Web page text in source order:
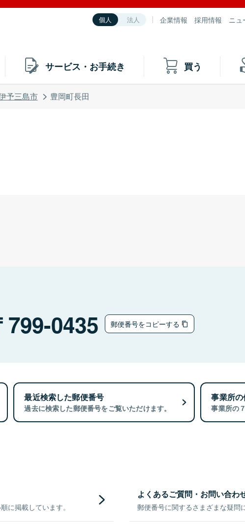
個人 法人 企業情報 採用情報 ニュ
サービス・お手続き 買う
予三島市 豊岡町長田
799-0435 郵便番号をコピーする
最近検索した郵便番号
過去に検索した郵便番号をご覧いただけます。
事業所
事業所の
に掲載しています。
よくあるご質問・お問い合わ
郵便番号に関するさまざまな疑問